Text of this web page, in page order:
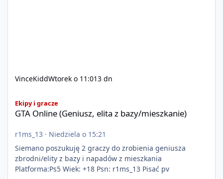
VinceKiddWtorek o 11:013 dn
Ekipy i gracze
GTA Online (Geniusz, elita z bazy/mieszkanie)
r1ms_13 · Niedziela o 15:21
Siemano poszukuję 2 graczy do zrobienia geniusza
zbrodni/elity z bazy i napadów z mieszkania
Platforma:Ps5 Wiek: +18 Psn: r1ms_13 Pisać pv